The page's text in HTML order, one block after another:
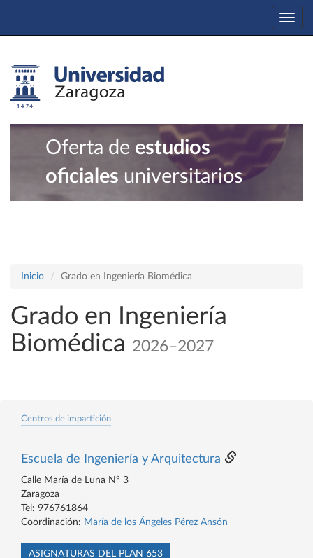
Oferta de estudios
oficiales universitarios
Inicio Grado en Ingeniería Biomédica
Grado en Ingeniería
Biomédica 2026–2027
Centros de impartición
Escuela de Ingeniería y Arquitectura
Calle María de Luna Nº 3
Zaragoza
Tel: 976761864
Coordinación: María de los Ángeles Pérez Ansón
ASIGNATURAS DEL PLAN 653